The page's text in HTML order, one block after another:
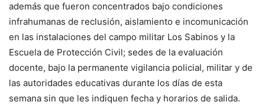
además que fueron concentrados bajo condiciones
infrahumanas de reclusión, aislamiento e incomunicación
en las instalaciones del campo militar Los Sabinos y la
Escuela de Protección Civil; sedes de la evaluación
docente, bajo la permanente vigilancia policial, militar y de
las autoridades educativas durante los días de esta
semana sin que les indiquen fecha y horarios de salida.